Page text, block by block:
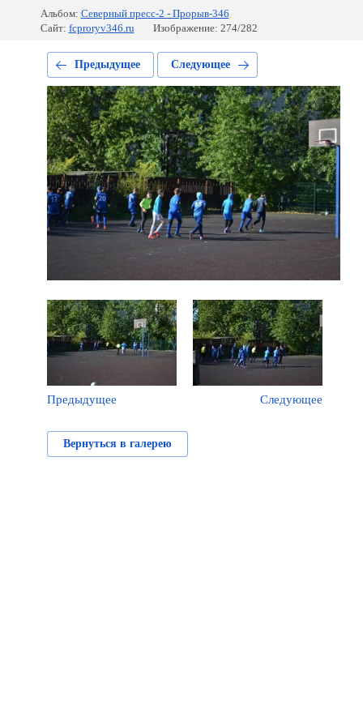
Альбом: Северный пресс-2 - Прорыв-346
Сайт: fcproryv346.ru Изображение: 274/282
Предыдущее Следующее
Предыдущее Следующее
Вернуться в галерею